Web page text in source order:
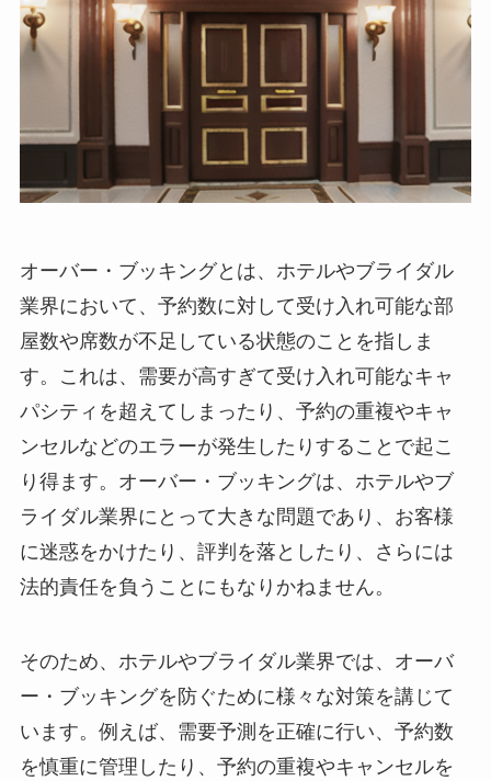
オーバー・ブッキングとは、ホテルやブライダル
業界において、予約数に対して受け入れ可能な部
屋数や席数が不足している状態のことを指しま
す。これは、需要が高すぎて受け入れ可能なキャ
パシティを超えてしまったり、予約の重複やキャ
ンセルなどのエラーが発生したりすることで起こ
り得ます。オーバー・ブッキングは、ホテルやブ
ライダル業界にとって大きな問題であり、お客様
に迷惑をかけたり、評判を落としたり、さらには
法的責任を負うことにもなりかねません。
そのため、ホテルやブライダル業界では、オーバ
ー・ブッキングを防ぐために様々な対策を講じて
います。例えば、需要予測を正確に行い、予約数
を慎重に管理したり、予約の重複やキャンセルを